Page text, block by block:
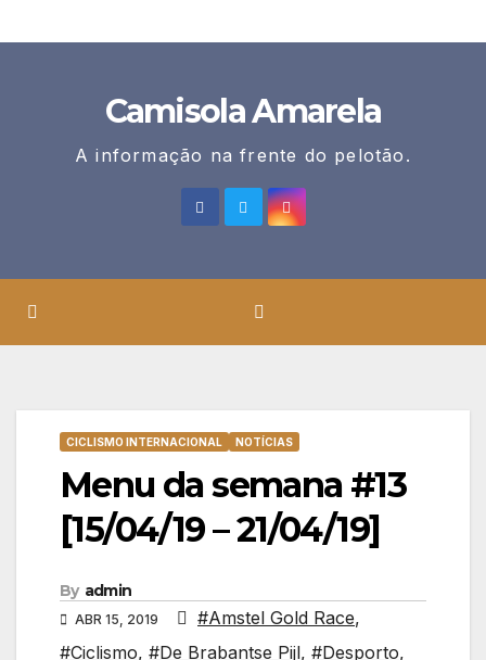
Camisola Amarela
A informação na frente do pelotão.
CICLISMO INTERNACIONAL NOTÍCIAS
Menu da semana #13
[15/04/19 – 21/04/19]
By admin
ABR 15, 2019 #Amstel Gold Race,
#Ciclismo, #De Brabantse Pijl, #Desporto,